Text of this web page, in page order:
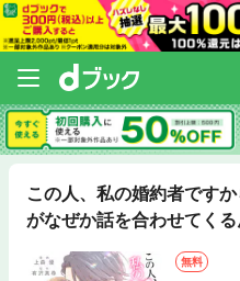
この人、私の婚約者です
がなぜか話を合わせてく
無料